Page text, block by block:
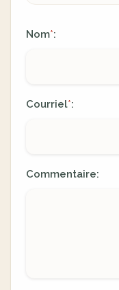
Nom*:
Courriel*:
Commentaire: